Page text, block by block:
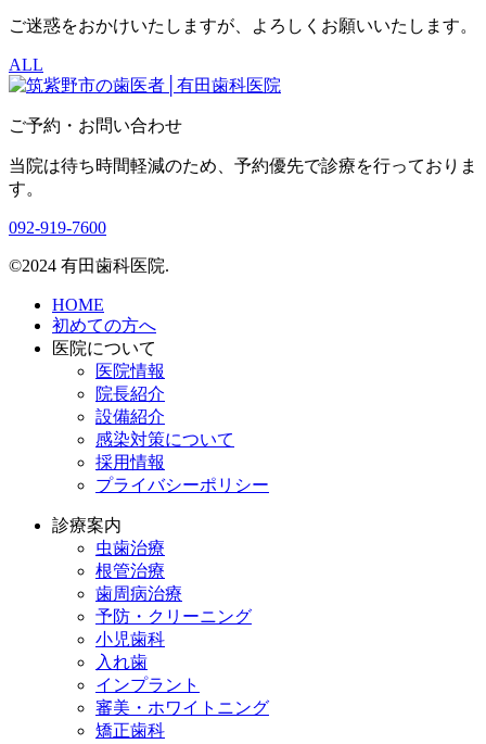
ご迷惑をおかけいたしますが、よろしくお願いいたします。
ALL
ご予約・お問い合わせ
当院は待ち時間軽減のため、予約優先で診療を行っておりま
す。
092-919-7600
©2024 有田歯科医院.
HOME
初めての方へ
医院について
医院情報
院長紹介
設備紹介
感染対策について
採用情報
プライバシーポリシー
診療案内
虫歯治療
根管治療
歯周病治療
予防・クリーニング
小児歯科
入れ歯
インプラント
審美・ホワイトニング
矯正歯科